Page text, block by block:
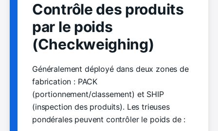
Contrôle des produits
par le poids
(Checkweighing)
Généralement déployé dans deux zones de
fabrication : PACK
(portionnement/classement) et SHIP
(inspection des produits). Les trieuses
pondérales peuvent contrôler le poids de :